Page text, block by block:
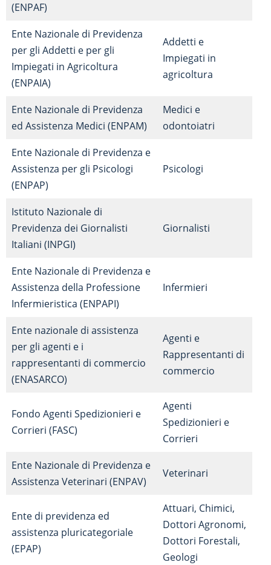
(ENPAF)
Ente Nazionale di Previdenza
per gli Addetti e per gli
Impiegati in Agricoltura
(ENPAIA)
Addetti e
Impiegati in
agricoltura
Ente Nazionale di Previdenza
ed Assistenza Medici (ENPAM)
Medici e
odontoiatri
Ente Nazionale di Previdenza e
Assistenza per gli Psicologi
(ENPAP)
Psicologi
Istituto Nazionale di
Previdenza dei Giornalisti
Italiani (INPGI)
Giornalisti
Ente Nazionale di Previdenza e
Assistenza della Professione
Infermieristica (ENPAPI)
Infermieri
Ente nazionale di assistenza
per gli agenti e i
rappresentanti di commercio
(ENASARCO)
Agenti e
Rappresentanti di
commercio
Fondo Agenti Spedizionieri e
Corrieri (FASC)
Agenti
Spedizionieri e
Corrieri
Ente Nazionale di Previdenza e
Assistenza Veterinari (ENPAV)
Veterinari
Ente di previdenza ed
assistenza pluricategoriale
(EPAP)
Attuari, Chimici,
Dottori Agronomi,
Dottori Forestali,
Geologi